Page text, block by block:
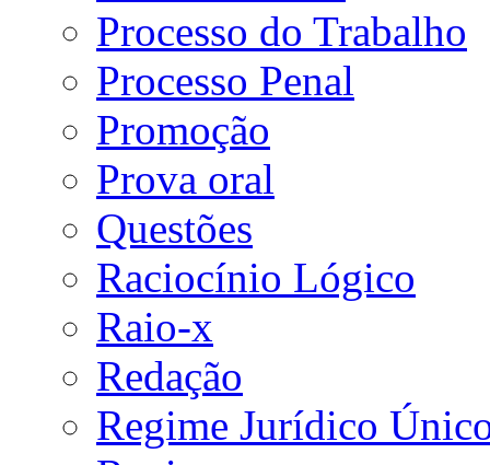
Processo do Trabalho
Processo Penal
Promoção
Prova oral
Questões
Raciocínio Lógico
Raio-x
Redação
Regime Jurídico